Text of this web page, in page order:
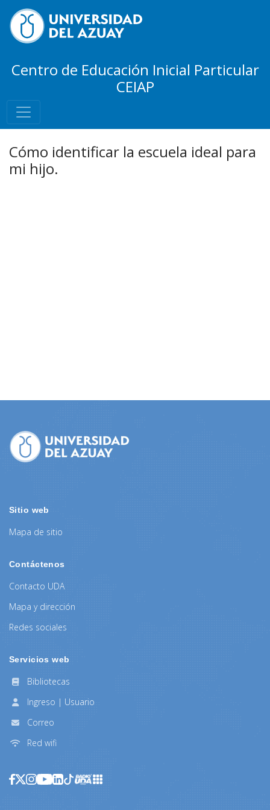
Centro de Educación Inicial Particular
CEIAP
Cómo identificar la escuela ideal para
mi hijo.
Sitio web
Mapa de sitio
Contáctenos
Contacto UDA
Mapa y dirección
Redes sociales
Servicios web
Bibliotecas
Ingreso | Usuario
Correo
Red wifi